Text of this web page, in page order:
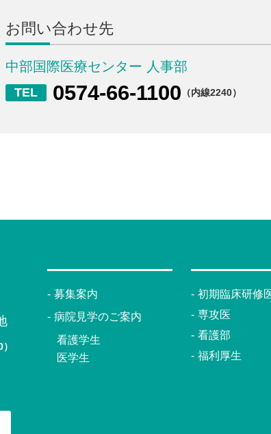
お問い合わせ先
中部国際医療センター 人事部
0574-66-1100 （内線2240）
募集案内
病院見学のご案内
看護学生
医学生
初期臨床研修
専攻医
看護部
福利厚生